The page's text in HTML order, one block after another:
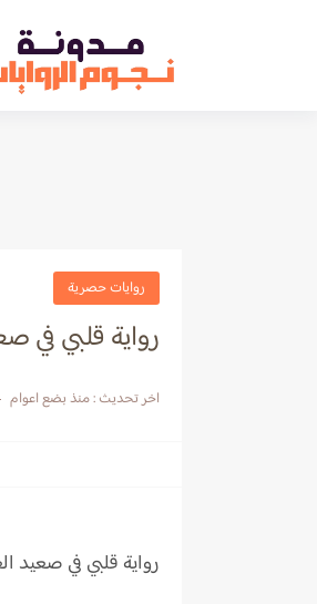
روايات حصرية
رواية قلبي
اخر تحديث :منذ بضع اعوام
رواية قلبي في صعيد